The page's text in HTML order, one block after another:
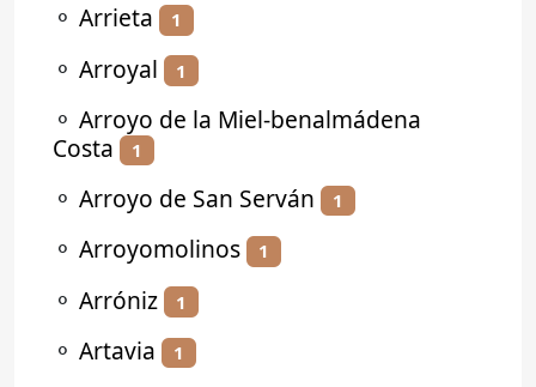
⚬ Arrieta 1
⚬ Arroyal 1
⚬ Arroyo de la Miel-benalmádena
Costa
1
⚬ Arroyo de San Serván 1
⚬ Arroyomolinos 1
⚬ Arróniz 1
⚬ Artavia 1